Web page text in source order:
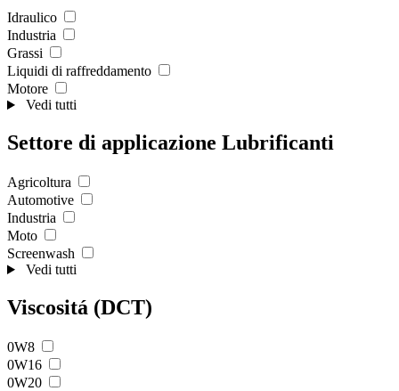
Idraulico
Industria
Grassi
Liquidi di raffreddamento
Motore
Vedi tutti
Settore di applicazione Lubrificanti
Agricoltura
Automotive
Industria
Moto
Screenwash
Vedi tutti
Viscositá (DCT)
0W8
0W16
0W20